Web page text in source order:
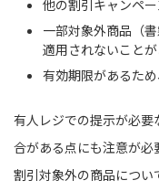
他の割引キャンペ
一部対象外商品（
適用されないことが
有効期限があるた
有人レジでの提示が必
合がある点にも注意が必
割引対象外の商品につ